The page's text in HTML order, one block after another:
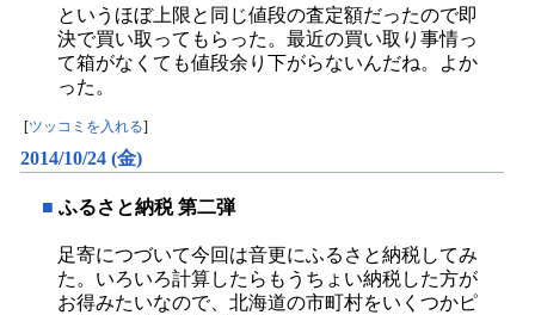
というほぼ上限と同じ値段の査定額だったので即
決で買い取ってもらった。最近の買い取り事情っ
て箱がなくても値段余り下がらないんだね。よか
った。
[ツッコミを入れる]
2014/10/24 (金)
■ ふるさと納税 第二弾
足寄につづいて今回は音更にふるさと納税してみ
た。いろいろ計算したらもうちょい納税した方が
お得みたいなので、北海道の市町村をいくつかピ